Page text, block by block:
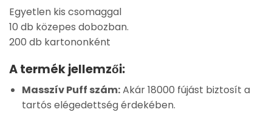
Egyetlen kis csomaggal
10 db közepes dobozban.
200 db kartononként
A termék jellemzői:
Masszív Puff szám:Akár 18000 fújást biztosít a
tartós elégedettség érdekében.